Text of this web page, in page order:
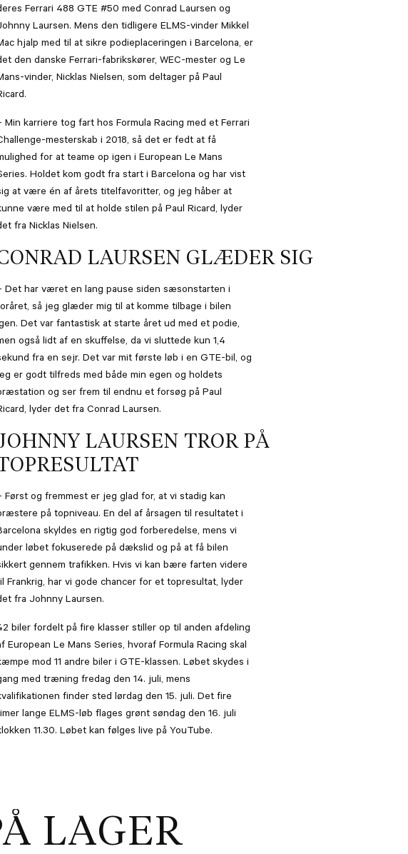
Ferrari 488 GTE #50 med Conrad Laursen og
Laursen. Mens den tidligere ELMS-vinder Mikkel
hjalp med til at sikre podieplaceringen i Barcelona, er
den danske Ferrari-fabrikskører, WEC-mester og Le
vinder, Nicklas Nielsen, som deltager på Paul
Min karriere tog fart hos Formula Racing med et Ferrari
mesterskab i 2018, så det er fedt at få
for at teame op igen i European Le Mans
Holdet kom godt fra start i Barcelona og har vist
at være én af årets titelfavoritter, og jeg håber at
være med til at holde stilen på Paul Ricard, lyder
fra Nicklas Nielsen.
LAURSEN GLÆDER SIG
Det har været en lang pause siden sæsonstarten i
så jeg glæder mig til at komme tilbage i bilen
Det var fantastisk at starte året ud med et podie,
også lidt af en skuffelse, da vi sluttede kun 1,4
fra en sejr. Det var mit første løb i en GTE-bil, og
er godt tilfreds med både min egen og holdets
og ser frem til endnu et forsøg på Paul
lyder det fra Conrad Laursen.
LAURSEN TROR PÅ
Først og fremmest er jeg glad for, at vi stadig kan
på topniveau. En del af årsagen til resultatet i
skyldes en rigtig god forberedelse, mens vi
løbet fokuserede på dækslid og på at få bilen
gennem trafikken. Hvis vi kan bære farten videre
Frankrig, har vi gode chancer for et topresultat, lyder
fra Johnny Laursen.
biler fordelt på fire klasser stiller op til anden afdeling
European Le Mans Series, hvoraf Formula Racing skal
mod 11 andre biler i GTE-klassen. Løbet skydes i
med træning fredag den 14. juli, mens
finder sted lørdag den 15. juli. Det fire
lange ELMS-løb flages grønt søndag den 16. juli
11.30. Løbet kan følges live på YouTube.
LAGER